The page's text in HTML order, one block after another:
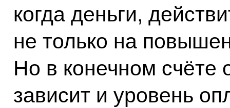
когда деньги,
не только на
Но в конечном счёте
зависит и уровень